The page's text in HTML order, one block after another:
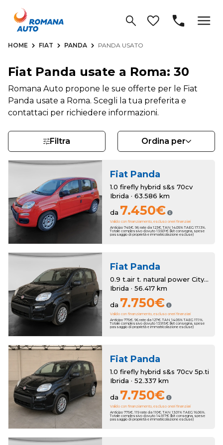
HOME FIAT PANDA PANDA USATO
Fiat Panda usate a Roma: 30
Romana Auto propone le sue offerte per le Fiat
Panda usate a Roma. Scegli la tua preferita e
contattaci per richiedere informazioni.
Filtra Ordina per
Fiat Panda
1.0 firefly hybrid s&s 70cv
Ibrida · 63.586 km
da 7.450€
Valido con finanziamento, escluso oneri finanziari
Anticipo 745€. 96 rate da 123€. TAN 14.05% TAEG 17.13%.
Totale complessivo dovuto 13.501€ (kit consegna, spese
passaggio di proprietà e immatricolazione escluse)
Fiat Panda
0.9 t.air t. natural power City Life 70cv 5p.ti
Ibrida · 56.417 km
da 7.750€
Valido con finanziamento, escluso oneri finanziari
Anticipo 775€. 96 rate da 127€. TAN 14.05% TAEG 17.1%.
Totale complessivo dovuto 13.915€ (kit consegna, spese
passaggio di proprietà e immatricolazione escluse)
Fiat Panda
1.0 firefly hybrid s&s 70cv 5p.ti
Ibrida · 52.337 km
da 7.750€
Valido con finanziamento, escluso oneri finanziari
Anticipo 775€. 119 rate da 110€. TAN 13.01% TAEG 16.06%.
Totale complessivo dovuto 14.917€ (kit consegna, spese
passaggio di proprietà e immatricolazione escluse)